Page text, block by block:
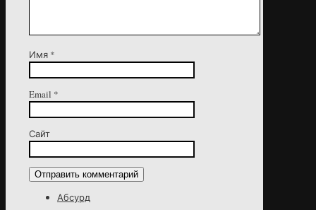
Имя *
Email *
Сайт
Абсурд